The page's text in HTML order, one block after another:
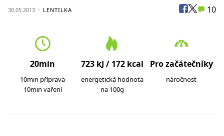
30.05.2013 LENTILKA 10
20min
10min příprava
10min vaření
723 kJ / 172 kcal
energetická hodnota
na 100g
Pro začátečníky
náročnost